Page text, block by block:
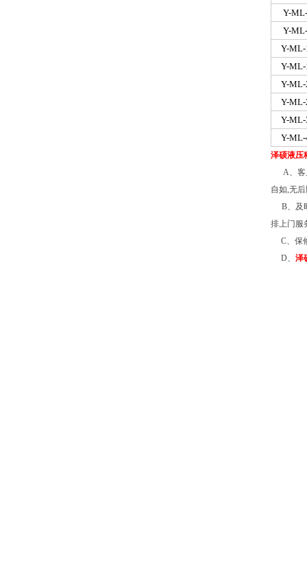
Y-
Y-
Y-ML-
Y-ML-
Y-ML-
Y-ML-
Y-ML-
Y-ML-
泽硕液压
A、
自如,无
B、及
排上门服
C、保
D、 泽